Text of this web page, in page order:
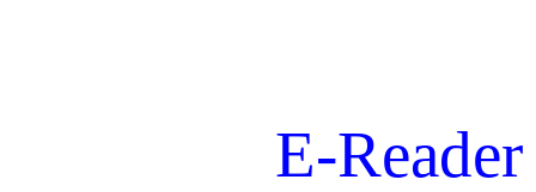
E-